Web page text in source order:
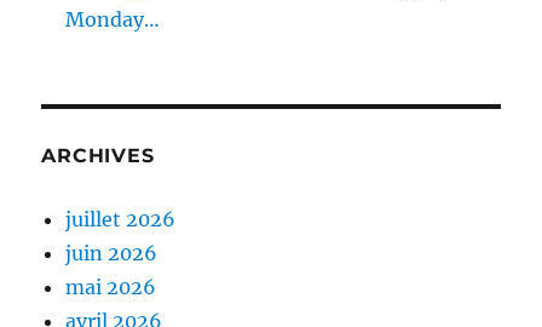
Monday…
ARCHIVES
juillet 2026
juin 2026
mai 2026
avril 2026